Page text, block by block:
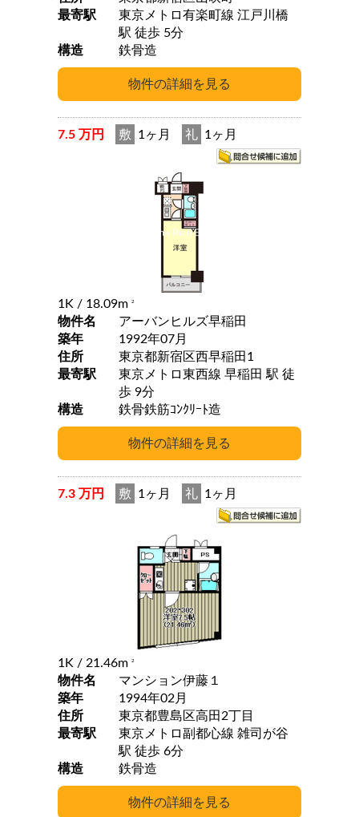
最寄駅
東京メトロ有楽町線 江戸川橋
駅 徒歩 5分
構造
鉄骨造
7.5 万円 敷 1ヶ月 礼 1ヶ月
1K / 18.09m 2
物件名
アーバンヒルズ早稲田
築年
1992年07月
住所
東京都新宿区西早稲田1
最寄駅
東京メトロ東西線 早稲田 駅 徒
歩 9分
構造
鉄骨鉄筋ｺﾝｸﾘｰﾄ造
7.3 万円 敷 1ヶ月 礼 1ヶ月
1K / 21.46m 2
物件名
マンション伊藤１
築年
1994年02月
住所
東京都豊島区高田2丁目
最寄駅
東京メトロ副都心線 雑司が谷
駅 徒歩 6分
構造
鉄骨造